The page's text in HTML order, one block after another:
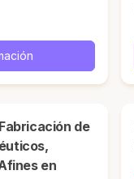
en